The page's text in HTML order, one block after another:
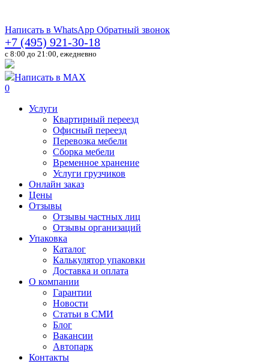
Написать в WhatsApp Обратный звонок
+7 (495) 921-30-18
c 8:00 до 21:00, ежедневно
Написать в MAX
0
Услуги
Квартирный переезд
Офисный переезд
Перевозка мебели
Сборка мебели
Временное хранение
Услуги грузчиков
Онлайн заказ
Цены
Отзывы
Отзывы частных лиц
Отзывы организаций
Упаковка
Каталог
Калькулятор упаковки
Доставка и оплата
О компании
Гарантии
Новости
Статьи в СМИ
Блог
Вакансии
Автопарк
Контакты